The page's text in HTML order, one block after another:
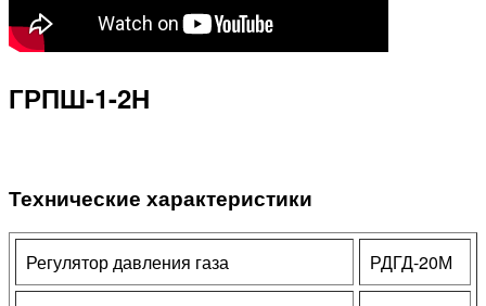
ГРПШ-1-2Н
Технические характеристики
Регулятор давления газа РДГД-20М